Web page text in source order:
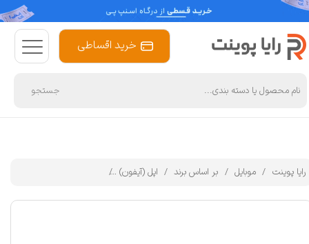
جستجو
خرید اقساطی
رایا پوینت موبایل بر اساس برند اپل (آیفون)